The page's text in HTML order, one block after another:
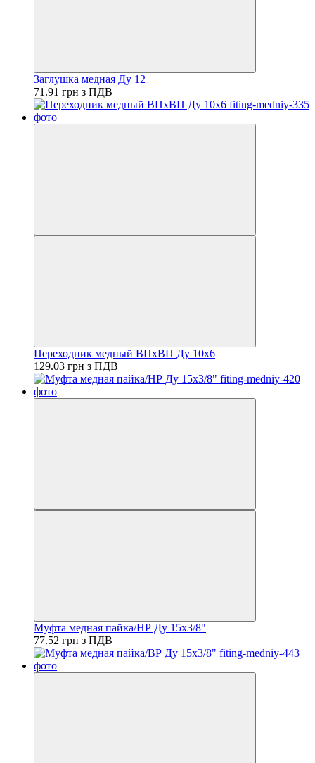
Заглушка медная Ду 12
71.91 грн з ПДВ
Переходник медный ВПхВП Ду 10х6
129.03 грн з ПДВ
Муфта медная пайка/НР Ду 15х3/8"
77.52 грн з ПДВ